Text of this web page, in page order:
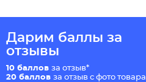
Дарим баллы за
отзывы
10 баллов за отзыв*
20 баллов за отзыв с фото товара